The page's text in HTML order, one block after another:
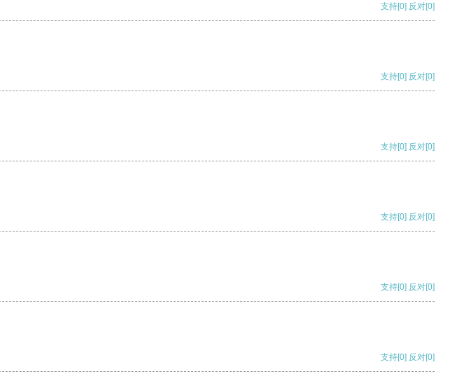
支持[0] 反对[0]
支持[0] 反对[0]
支持[0] 反对[0]
支持[0] 反对[0]
支持[0] 反对[0]
支持[0] 反对[0]